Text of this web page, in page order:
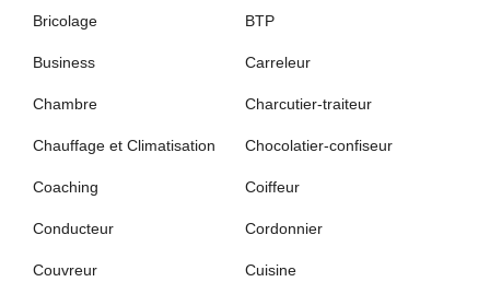
Bricolage BTP
Business Carreleur
Chambre Charcutier-traiteur
Chauffage et Climatisation Chocolatier-confiseur
Coaching Coiffeur
Conducteur Cordonnier
Couvreur Cuisine